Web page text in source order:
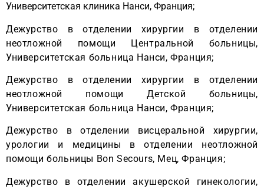
Университетская клиника Нанси, Франция;
Дежурство в отделении хирургии в отделении
неотложной помощи Центральной больницы,
Университетская больница Нанси, Франция;
Дежурство в отделении хирургии в отделении
неотложной помощи Детской больницы,
Университетская больница Нанси, Франция;
Дежурство в отделении висцеральной хирургии,
урологии и медицины в отделении неотложной
помощи больницы Bon Secours, Мец, Франция;
Дежурство в отделении акушерской гинекологии,